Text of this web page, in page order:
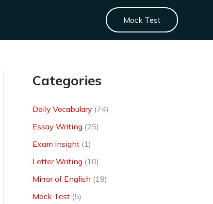
Mock Test
Categories
Daily Vocabulary (74)
Essay Writing (25)
Exam Insight (1)
Letter Writing (10)
Mirror of English (19)
Mock Test (5)